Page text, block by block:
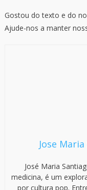
Gostou do texto e do
Ajude-nos a manter
Jose
José Maria
medicina, é um
por cultura pop.